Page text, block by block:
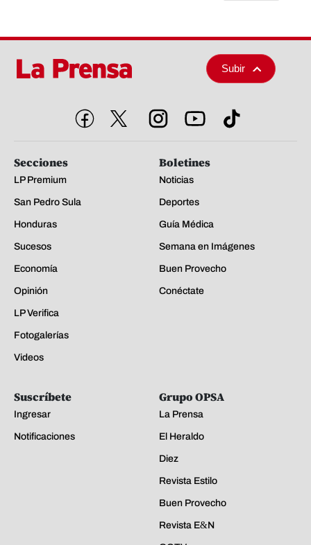
Subir
Secciones
LP Premium
San Pedro Sula
Honduras
Sucesos
Economía
Opinión
LP Verifica
Fotogalerías
Videos
Boletines
Noticias
Deportes
Guía Médica
Semana en Imágenes
Buen Provecho
Conéctate
Suscríbete
Ingresar
Notificaciones
Grupo OPSA
La Prensa
El Heraldo
Diez
Revista Estilo
Buen Provecho
Revista E&N